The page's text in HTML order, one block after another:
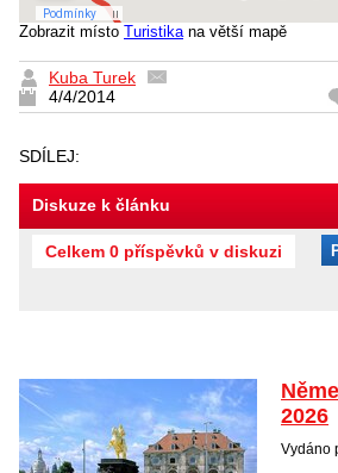
Zobrazit místo Turistika na větší mapě
Kuba Turek
4/4/2014
SDÍLEJ:
Diskuze k článku
Celkem 0 příspěvků v diskuzi
2026
Vydáno